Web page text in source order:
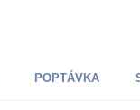
POPTÁVKA